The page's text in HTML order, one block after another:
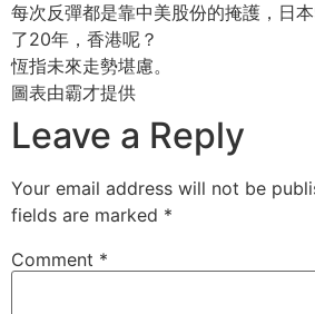
每次反彈都是靠中美股份的掩護，日
了20年，香港呢？
恆指未來走勢堪慮。
圖表由霸才提供
Leave a Reply
Your email address will not be
fields are marked *
Comment *